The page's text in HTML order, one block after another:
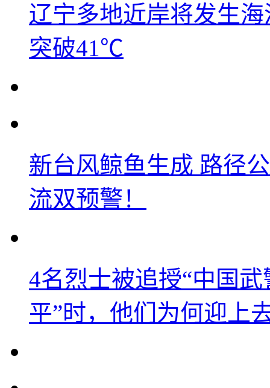
辽宁多地近岸将发生
突破41℃
新台风鲸鱼生成 路径
流双预警！
4名烈士被追授“中国
平”时，他们为何迎上